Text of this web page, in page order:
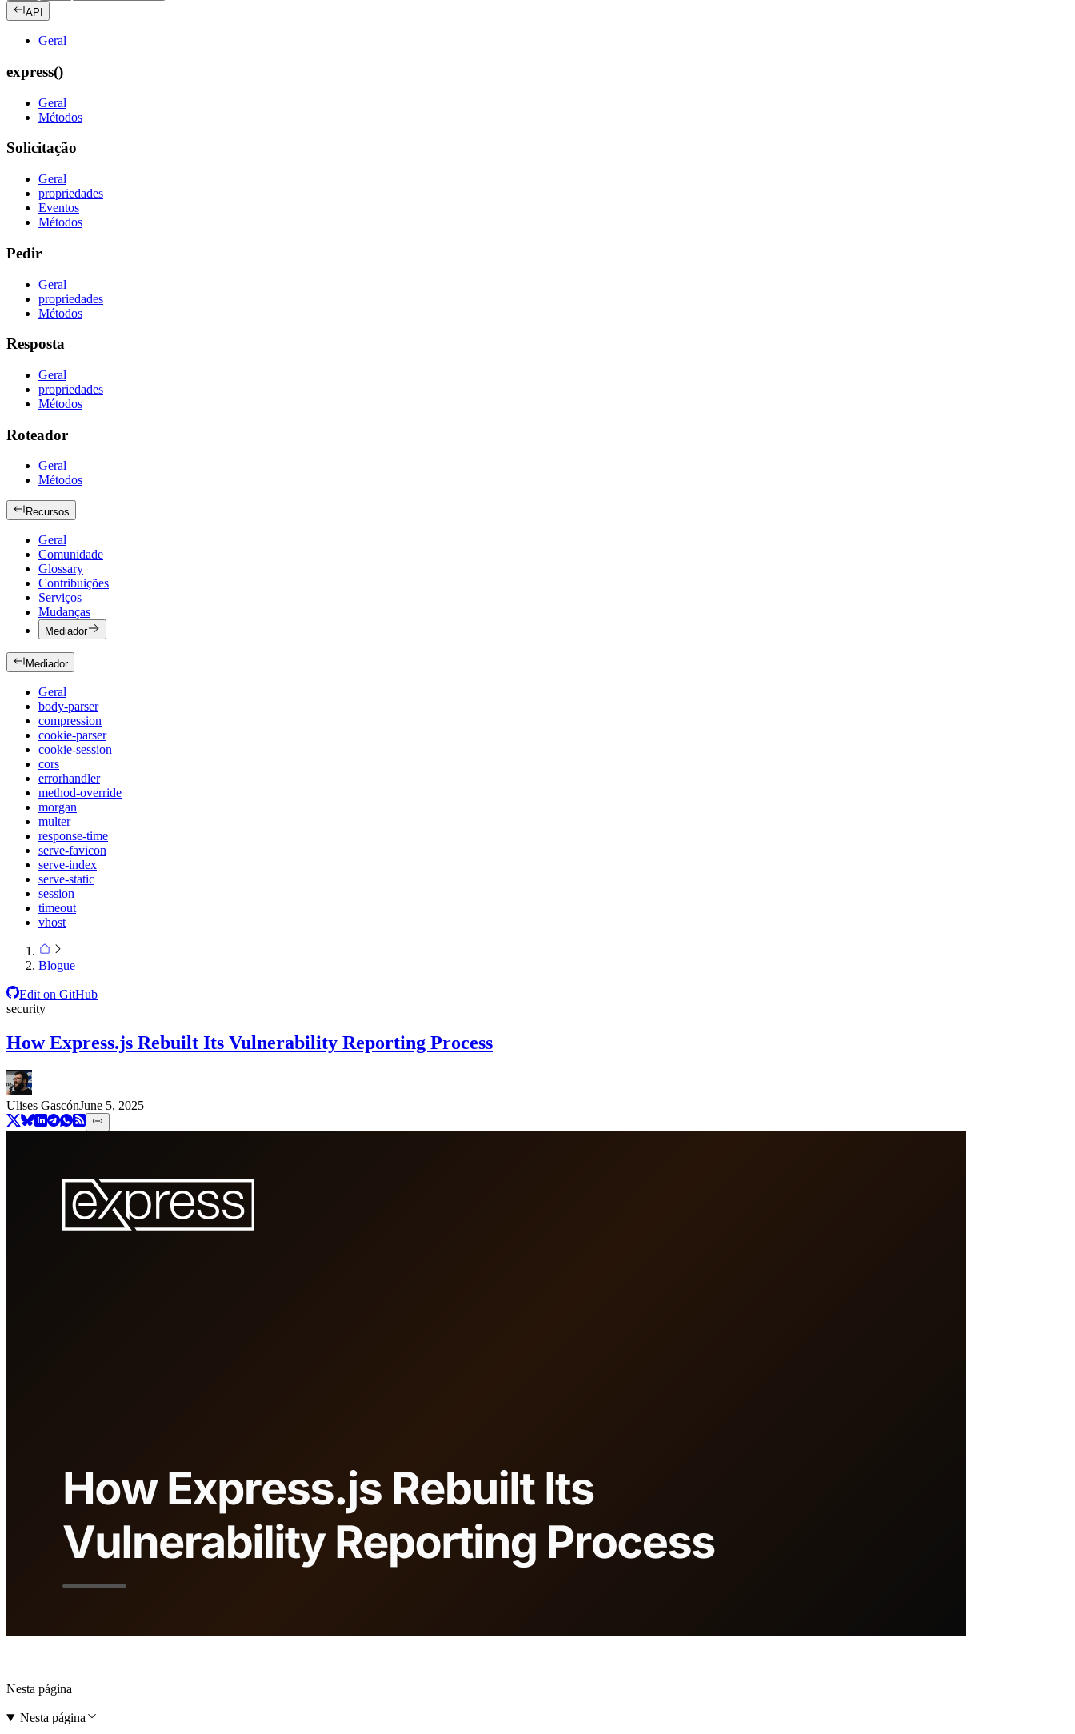
API
Geral
express()
Geral
Métodos
Solicitação
Geral
propriedades
Eventos
Métodos
Pedir
Geral
propriedades
Métodos
Resposta
Geral
propriedades
Métodos
Roteador
Geral
Métodos
Recursos
Geral
Comunidade
Glossary
Contribuições
Serviços
Mudanças
Mediador
Mediador
Geral
body-parser
compression
cookie-parser
cookie-session
cors
errorhandler
method-override
morgan
multer
response-time
serve-favicon
serve-index
serve-static
session
timeout
vhost
Blogue
Edit on GitHub
security
How Express.js Rebuilt Its Vulnerability Reporting Process
Ulises GascónJune 5, 2025
Nesta página
Nesta página